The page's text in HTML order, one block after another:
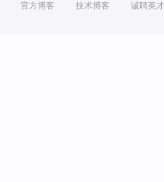
官方博客 技术博客 诚聘英才